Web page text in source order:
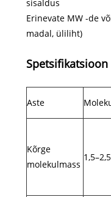
sisaldus
Erinevate MW -de
madal, üliliht)
Spetsifikatsioon
Aste
Kõrge
molekulmass